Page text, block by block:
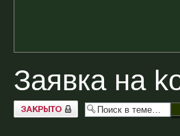
Заявка на
Закрыто